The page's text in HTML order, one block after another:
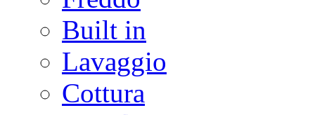
Built in
Lavaggio
Cottura